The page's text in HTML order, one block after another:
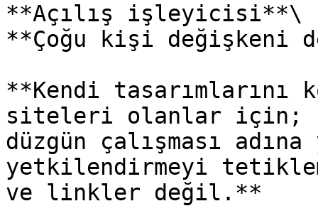
**Açılış işleyicisi**\
**Çoğu kişi değişkeni
**Kendi tasarımlarını
siteleri olanlar için;
düzgün çalışması
yetkilendirmeyi
ve linkler değil.**